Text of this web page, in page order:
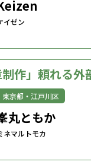
イゼン
作」頼れる外
東京都・江戸川区
丸ともか
ネマルトモカ